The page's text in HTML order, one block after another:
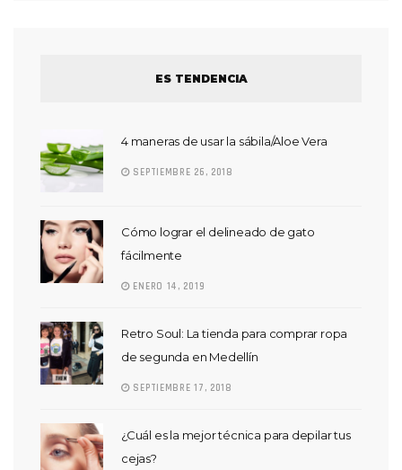
ES TENDENCIA
4 maneras de usar la sábila/Aloe Vera
SEPTIEMBRE 26, 2018
Cómo lograr el delineado de gato
fácilmente
ENERO 14, 2019
Retro Soul: La tienda para comprar ropa
de segunda en Medellín
SEPTIEMBRE 17, 2018
¿Cuál es la mejor técnica para depilar tus
cejas?